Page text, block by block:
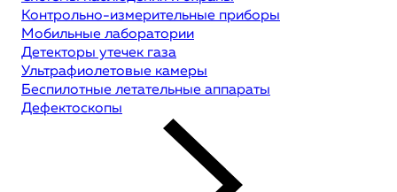
Контрольно-измерительные приборы
Мобильные лаборатории
Детекторы утечек газа
Ультрафиолетовые камеры
Беспилотные летательные аппараты
Дефектоскопы